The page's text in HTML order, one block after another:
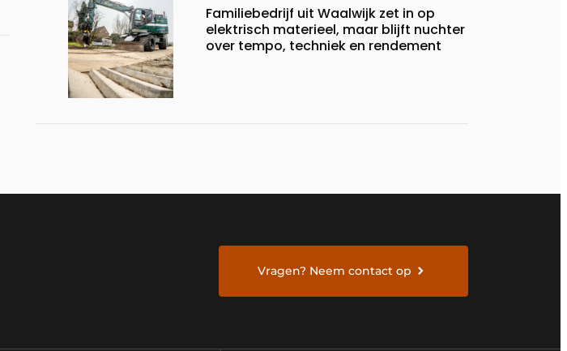
Familiebedrijf uit Waalwijk zet in op
elektrisch materieel, maar blijft nuchter
over tempo, techniek en rendement
Vragen? Neem contact op